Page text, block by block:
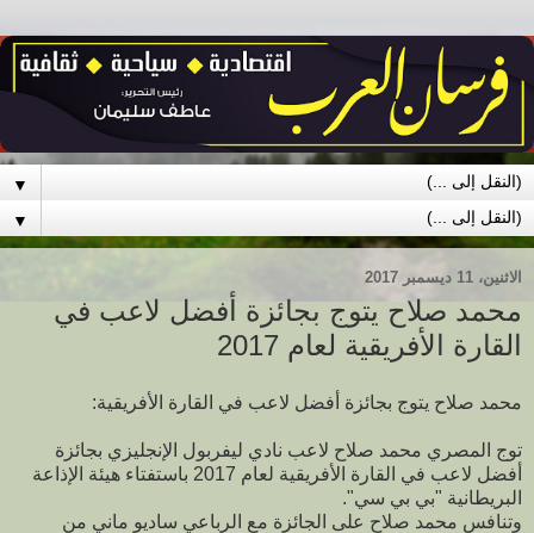
▼
▼
الاثنين، 11 ديسمبر 2017
محمد صلاح يتوج بجائزة أفضل لاعب في
القارة الأفريقية لعام 2017
محمد صلاح يتوج بجائزة أفضل لاعب في القارة الأفريقية:
توج المصري محمد صلاح لاعب نادي ليفربول الإنجليزي بجائزة
أفضل لاعب في القارة الأفريقية لعام 2017 باستفتاء هيئة الإذاعة
البريطانية "بي بي سي".
وتنافس محمد صلاح على الجائزة مع الرباعي ساديو ماني من